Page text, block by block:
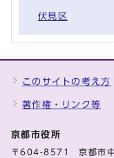
伏見区
このサイトの考え方
著作権・リンク等
京都市役所
〒604-8571 京都市中